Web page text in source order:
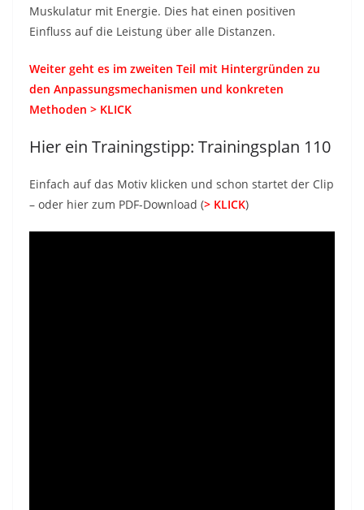
Muskulatur mit Energie. Dies hat einen positiven
Einfluss auf die Leistung über alle Distanzen.
Weiter geht es im zweiten Teil mit Hintergründen zu
den Anpassungsmechanismen und konkreten
Methoden > KLICK
Hier ein Trainingstipp: Trainingsplan 110
Einfach auf das Motiv klicken und schon startet der Clip
– oder hier zum PDF-Download (> KLICK)